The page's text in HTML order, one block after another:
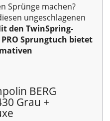
Sprünge machen?
ungeschlagenen
den TwinSpring-
Sprungtuch bietet
BERG
Grau +